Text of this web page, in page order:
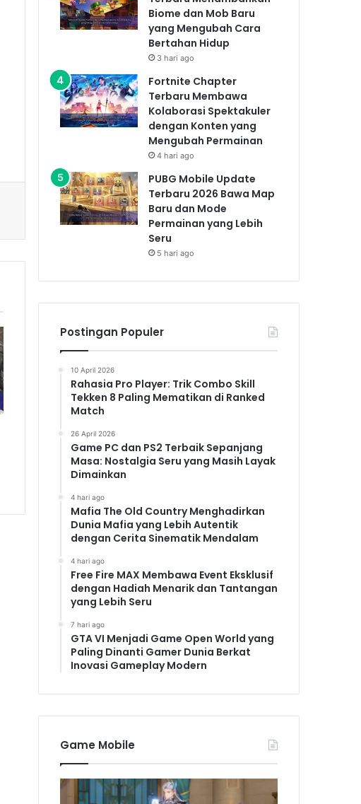
Biome dan Mob Baru
yang Mengubah Cara
Bertahan Hidup
3 hari ago
Fortnite Chapter
Terbaru Membawa
Kolaborasi Spektakuler
dengan Konten yang
Mengubah Permainan
4 hari ago
PUBG Mobile Update
Terbaru 2026 Bawa Map
Baru dan Mode
Permainan yang Lebih
Seru
5 hari ago
Postingan Populer
10 April 2026
Rahasia Pro Player: Trik Combo Skill
Tekken 8 Paling Mematikan di Ranked
Match
26 April 2026
Game PC dan PS2 Terbaik Sepanjang
Masa: Nostalgia Seru yang Masih Layak
Dimainkan
4 hari ago
Mafia The Old Country Menghadirkan
Dunia Mafia yang Lebih Autentik
dengan Cerita Sinematik Mendalam
4 hari ago
Free Fire MAX Membawa Event Eksklusif
dengan Hadiah Menarik dan Tantangan
yang Lebih Seru
7 hari ago
GTA VI Menjadi Game Open World yang
Paling Dinanti Gamer Dunia Berkat
Inovasi Gameplay Modern
Game Mobile